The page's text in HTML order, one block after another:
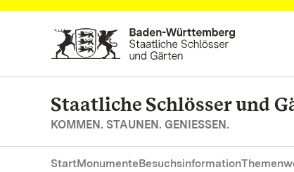
Zum Hauptinhalt springen
Staatliche Schlösser und
KOMMEN. STAUNEN. GENIESSEN.
StartMonumenteBesuchsinformation